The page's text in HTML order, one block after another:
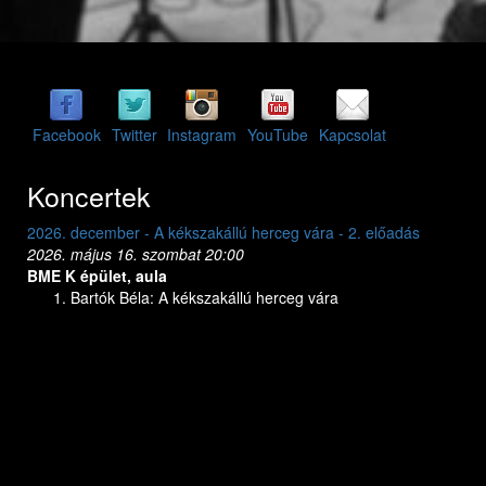
Facebook Twitter Instagram YouTube Kapcsolat
Koncertek
2026. december - A kékszakállú herceg vára - 2. előadás
2026. május 16. szombat 20:00
BME K épület, aula
Bartók Béla: A kékszakállú herceg vára